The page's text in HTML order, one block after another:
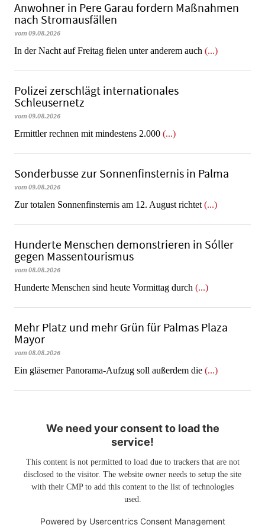
Anwohner in Pere Garau fordern Maßnahmen
nach Stromausfällen
vom 09.08.2026
In der Nacht auf Freitag fielen unter anderem auch (...)
Polizei zerschlägt internationales
Schleusernetz
vom 09.08.2026
Ermittler rechnen mit mindestens 2.000 (...)
Sonderbusse zur Sonnenfinsternis in Palma
vom 09.08.2026
Zur totalen Sonnenfinsternis am 12. August richtet (...)
Hunderte Menschen demonstrieren in Sóller
gegen Massentourismus
vom 08.08.2026
Hunderte Menschen sind heute Vormittag durch (...)
Mehr Platz und mehr Grün für Palmas Plaza
Mayor
vom 08.08.2026
Ein gläserner Panorama-Aufzug soll außerdem die (...)
We need your consent to load the
service!
This content is not permitted to load due to trackers that are not
disclosed to the visitor. The website owner needs to setup the site
with their CMP to add this content to the list of technologies
used.
Powered by Usercentrics Consent Management